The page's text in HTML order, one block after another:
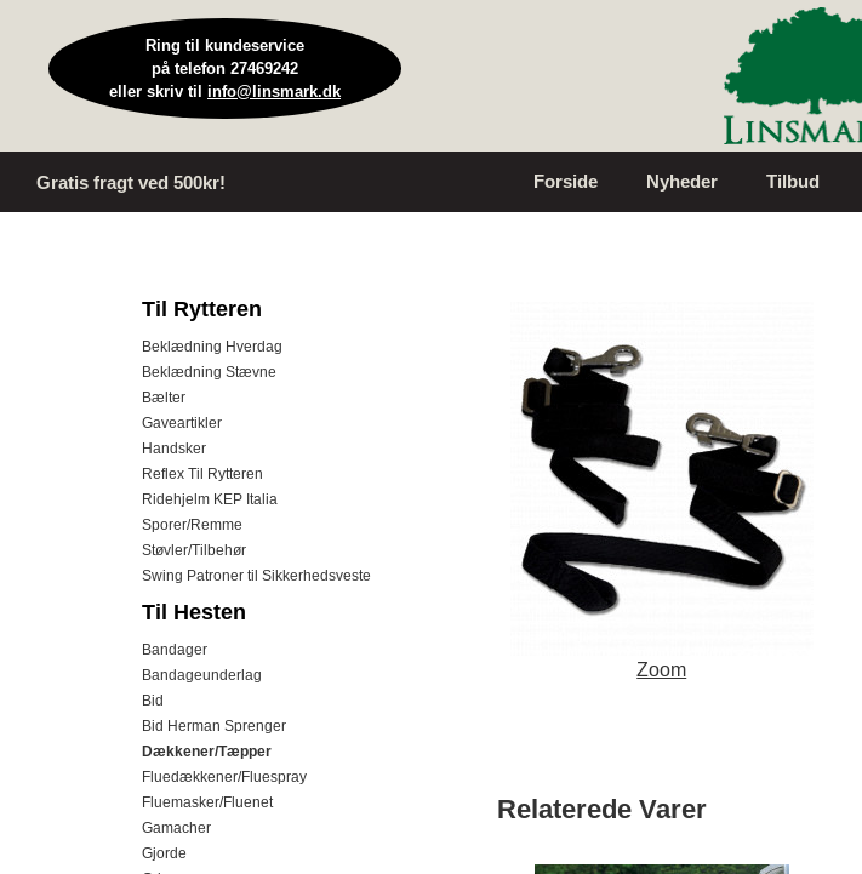
Ring til kundeservice
på telefon 27469242
eller skriv til info@linsmark.dk
Gratis fragt ved 500kr! Forside Nyheder Tilbud
Til Rytteren
Beklædning Hverdag
Beklædning Stævne
Bælter
Gaveartikler
Handsker
Reflex Til Rytteren
Ridehjelm KEP Italia
Sporer/Remme
Støvler/Tilbehør
Swing Patroner til Sikkerhedsveste
Til Hesten
Bandager
Bandageunderlag
Bid
Bid Herman Sprenger
Dækkener/Tæpper
Fluedækkener/Fluespray
Fluemasker/Fluenet
Gamacher
Gjorde
Zoom
Relaterede Varer